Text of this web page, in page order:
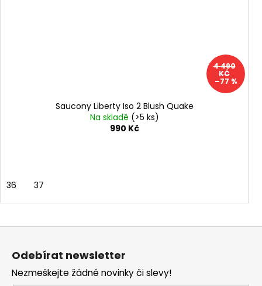
4 490
KČ
–77 %
Saucony Liberty Iso 2 Blush Quake
Na skladě (>5 ks)
990 Kč
36 37
Odebírat newsletter
Nezmeškejte žádné novinky či slevy!